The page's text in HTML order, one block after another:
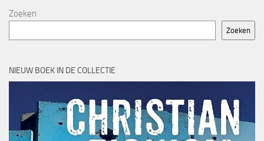
Zoeken
Zoeken
NIEUW BOEK IN DE COLLECTIE